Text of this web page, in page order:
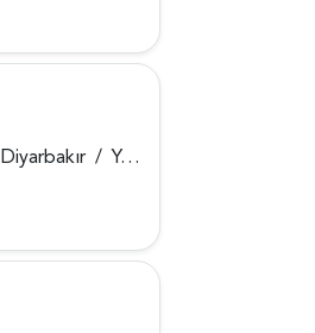
Diyarbakır / Yenişehir